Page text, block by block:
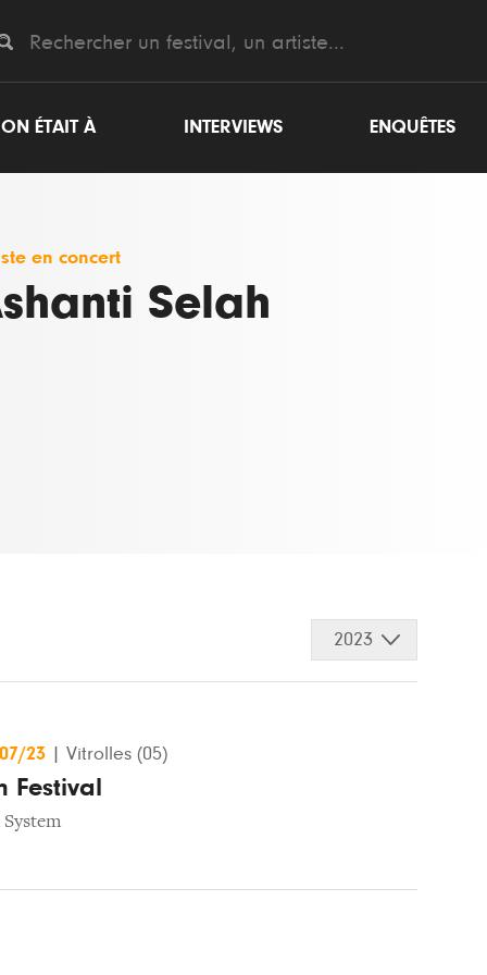
ON ÉTAIT À INTERVIEWS ENQUÊTES
en concert
Selah
2023
23 Vitrolles (05)
Festival